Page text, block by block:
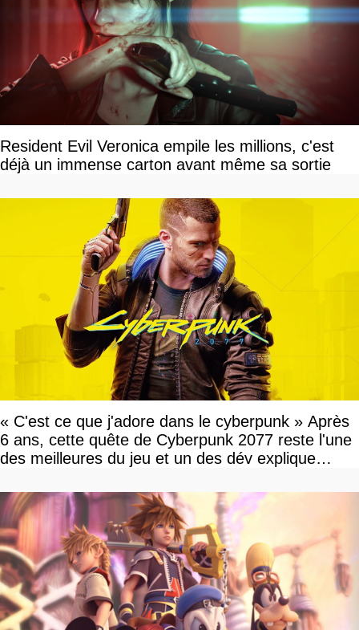
Resident Evil Veronica empile les millions, c'est
déjà un immense carton avant même sa sortie
« C'est ce que j'adore dans le cyberpunk » Après
6 ans, cette quête de Cyberpunk 2077 reste l'une
des meilleures du jeu et un des dév explique